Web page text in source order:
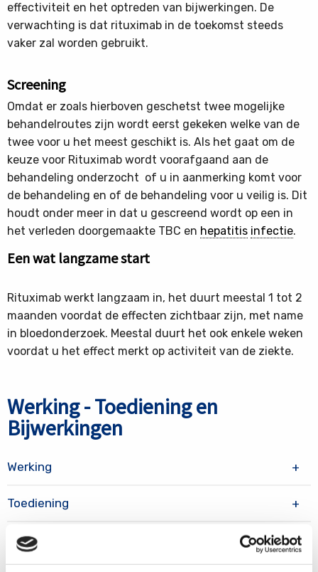
effectiviteit en het optreden van bijwerkingen. De
verwachting is dat rituximab in de toekomst steeds
vaker zal worden gebruikt.
Screening
Omdat er zoals hierboven geschetst twee mogelijke
behandelroutes zijn wordt eerst gekeken welke van de
twee voor u het meest geschikt is. Als het gaat om de
keuze voor Rituximab wordt voorafgaand aan de
behandeling onderzocht of u in aanmerking komt voor
de behandeling en of de behandeling voor u veilig is. Dit
houdt onder meer in dat u gescreend wordt op een in
het verleden doorgemaakte TBC en hepatitis infectie.
Een wat langzame start
Rituximab werkt langzaam in, het duurt meestal 1 tot 2
maanden voordat de effecten zichtbaar zijn, met name
in bloedonderzoek. Meestal duurt het ook enkele weken
voordat u het effect merkt op activiteit van de ziekte.
Werking - Toediening en
Bijwerkingen
Werking
Toediening
Bijwerkingen